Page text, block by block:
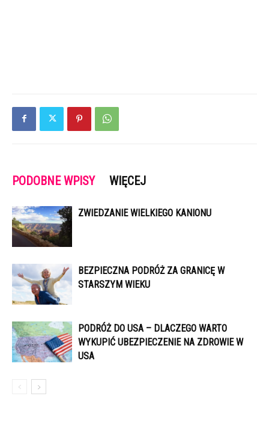
PODOBNE WPISY WIĘCEJ
ZWIEDZANIE WIELKIEGO KANIONU
BEZPIECZNA PODRÓŻ ZA GRANICĘ W
STARSZYM WIEKU
PODRÓŻ DO USA – DLACZEGO WARTO
WYKUPIĆ UBEZPIECZENIE NA ZDROWIE W
USA